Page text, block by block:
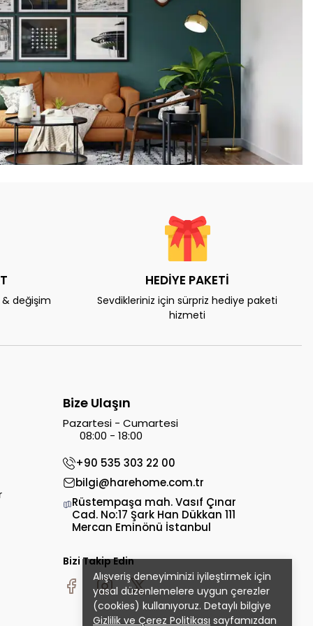
Alışveriş deneyiminizi iyileştirmek için
yasal düzenlemelere uygun çerezler
(cookies) kullanıyoruz. Detaylı bilgiye
Gizlilik ve Çerez Politikası sayfamızdan
& değişim
HEDİYE PAKETİ
Sevdikleriniz için sürpriz hediye paketi
hizmeti
Bize Ulaşın
Pazartesi - Cumartesi
08:00 - 18:00
+90 535 303 22 00
bilgi@harehome.com.tr
Rüstempaşa mah. Vasıf Çınar
Cad. No:17 Şark Han Dükkan 111
Mercan Eminönü İstanbul
Bizi Takip Edin